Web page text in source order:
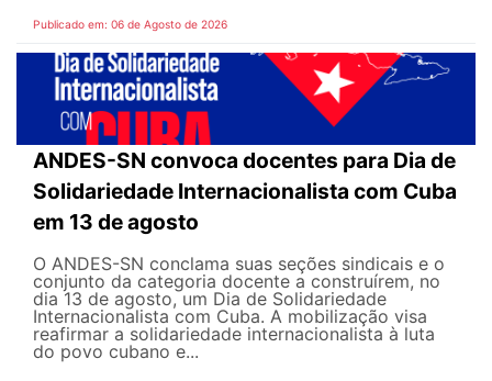
Publicado em: 06 de Agosto de 2026
ANDES-SN convoca docentes para Dia de
Solidariedade Internacionalista com Cuba
em 13 de agosto
O ANDES-SN conclama suas seções sindicais e o
conjunto da categoria docente a construírem, no
dia 13 de agosto, um Dia de Solidariedade
Internacionalista com Cuba. A mobilização visa
reafirmar a solidariedade internacionalista à luta
do povo cubano e...